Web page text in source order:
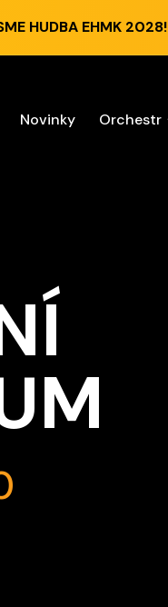
HUDBA EHMK 2028!
Novinky Orchestr